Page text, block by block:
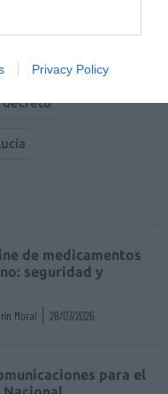
Privacy Policy
decreto
de medicamentos
seguridad y
Moral 28/07/2026
para el